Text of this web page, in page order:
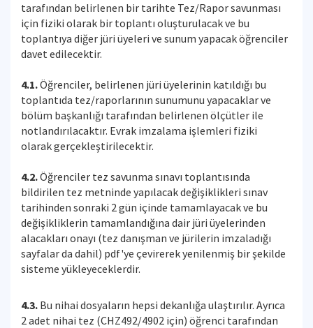
tarafından belirlenen bir tarihte Tez/Rapor savunması
için fiziki olarak bir toplantı oluşturulacak ve bu
toplantıya diğer jüri üyeleri ve sunum yapacak öğrenciler
davet edilecektir.
4.1.Öğrenciler, belirlenen jüri üyelerinin katıldığı bu
toplantıda tez/raporlarının sunumunu yapacaklar ve
bölüm başkanlığı tarafından belirlenen ölçütler ile
notlandırılacaktır. Evrak imzalama işlemleri fiziki
olarak gerçekleştirilecektir.
4.2.Öğrenciler tez savunma sınavı toplantısında
bildirilen tez metninde yapılacak değişiklikleri sınav
tarihinden sonraki 2 gün içinde tamamlayacak ve bu
değişikliklerin tamamlandığına dair jüri üyelerinden
alacakları onayı (tez danışman ve jürilerin imzaladığı
sayfalar da dahil) pdf'ye çevirerek yenilenmiş bir şekilde
sisteme yükleyeceklerdir.
4.3. Bu nihai dosyaların hepsi dekanlığa ulaştırılır. Ayrıca
2 adet nihai tez (CHZ492/4902 için) öğrenci tarafından